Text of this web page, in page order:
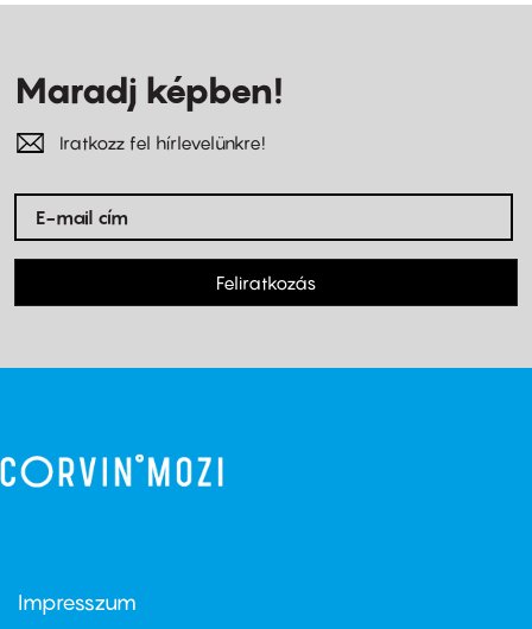
Maradj képben!
Iratkozz fel hírlevelünkre!
Feliratkozás
Footer
Impresszum